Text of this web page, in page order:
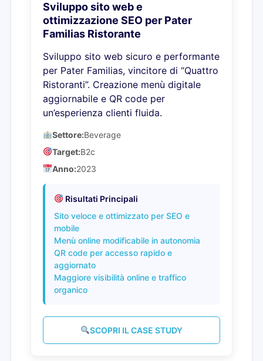
Sviluppo sito web e
ottimizzazione SEO per Pater
Familias Ristorante
Sviluppo sito web sicuro e performante
per Pater Familias, vincitore di “Quattro
Ristoranti”. Creazione menù digitale
aggiornabile e QR code per
un’esperienza clienti fluida.
Settore:Beverage
Target:B2c
Anno:2023
Risultati Principali
Sito veloce e ottimizzato per SEO e
mobile
Menù online modificabile in autonomia
QR code per accesso rapido e
aggiornato
Maggiore visibilità online e traffico
organico
SCOPRI IL CASE STUDY